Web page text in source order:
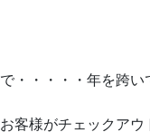
で・・・・・年を跨い
お客様がチェックアウ